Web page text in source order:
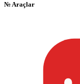
№ Araçlar